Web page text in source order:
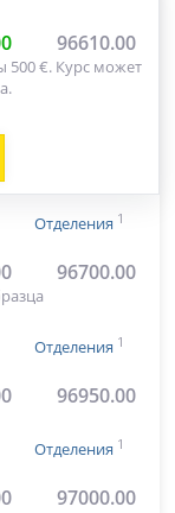
96610.00
500 €. Курс может
Отделения 1
96700.00
Отделения 1
96950.00
Отделения 1
97000.00